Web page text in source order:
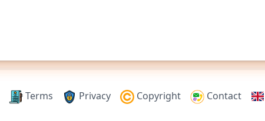
Terms Privacy Copyright Contact